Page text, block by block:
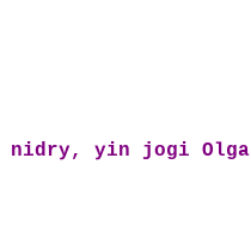
yin jogi Olga